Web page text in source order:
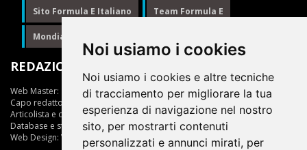
Noi usiamo i cookies
Noi usiamo i cookies e altre tecniche
di tracciamento per migliorare la tua
esperienza di navigazione nel nostro
sito, per mostrarti contenuti
personalizzati e annunci mirati, per
Sito Formula E Italiano Team Formula E
Mondiale Formula E
REDAZIONE
Web Master:
Ing.Daniele Muscarella
Capo redattore:
Articolista e opinionista:Giuseppe Cianci
Database e statistiche:Marcella Toschi
Web Design: Vittorio Arena